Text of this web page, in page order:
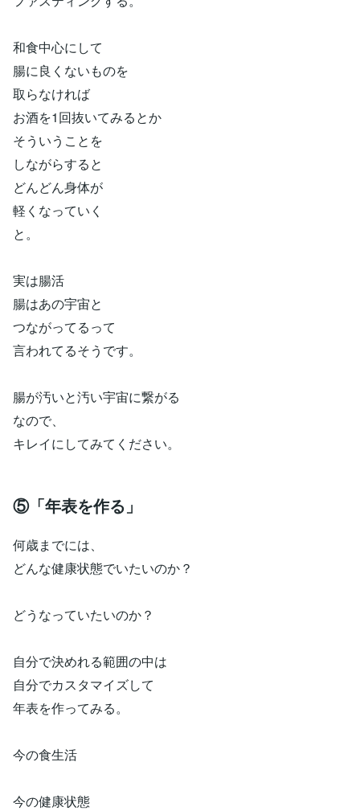
和食中心にして
腸に良くないものを
取らなければ
お酒を1回抜いてみるとか
そういうことを
しながらすると
どんどん身体が
軽くなっていく
と。
実は腸活
腸はあの宇宙と
つながってるって
言われてるそうです。
腸が汚いと汚い宇宙に繋がる
なので、
キレイにしてみてください。
⑤「年表を作る」
何歳までには、
どんな健康状態でいたいのか？
どうなっていたいのか？
自分で決めれる範囲の中は
自分でカスタマイズして
年表を作ってみる。
今の食生活
今の健康状態